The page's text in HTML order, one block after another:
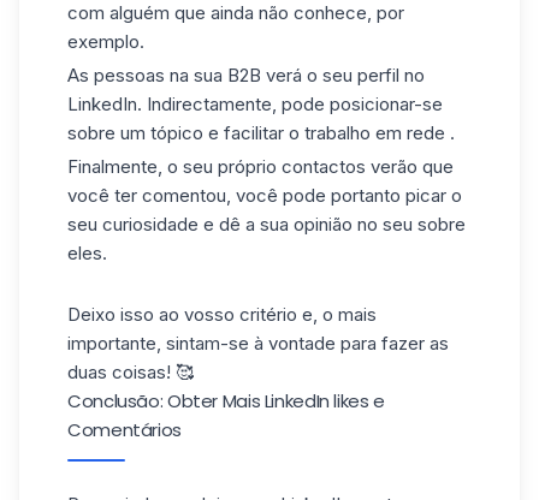
com alguém que ainda não conhece, por
exemplo.
As pessoas na sua B2B verá o seu perfil no
LinkedIn. Indirectamente, pode posicionar-se
sobre um tópico e facilitar o trabalho em rede .
Finalmente, o seu próprio contactos verão que
você ter comentou, você pode portanto picar o
seu curiosidade e dê a sua opinião no seu sobre
eles.
Deixo isso ao vosso critério e, o mais
importante, sintam-se à vontade para fazer as
duas coisas! 🥰
Conclusão: Obter Mais LinkedIn likes e
Comentários